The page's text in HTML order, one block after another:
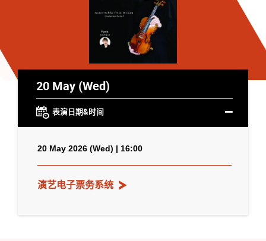
20 May (Wed)
表演日期&时间
20 May 2026 (Wed) | 16:00
演艺电子票务系统